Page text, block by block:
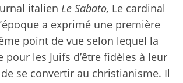
italien Le Sabato, Le cardinal
a exprimé une première
point de vue selon lequel la
pour les Juifs d’être fidèles à leur
se convertir au christianisme. Il